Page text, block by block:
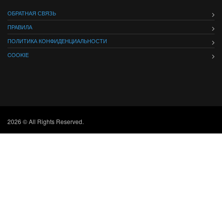
ОБРАТНАЯ СВЯЗЬ
ПРАВИЛА
ПОЛИТИКА КОНФИДЕНЦИАЛЬНОСТИ
COOKIE
2026 © All Rights Reserved.